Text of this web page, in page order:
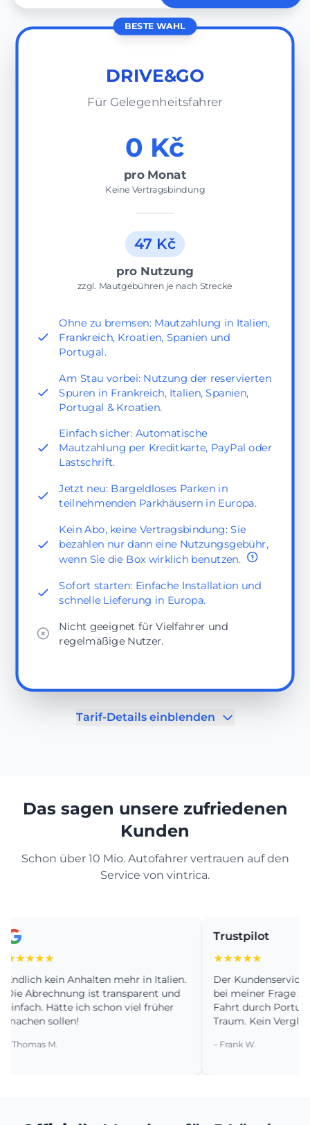
BESTE WAHL
DRIVE&GO
Für Gelegenheitsfahrer
0 Kč
pro Monat
Keine Vertragsbindung
47 Kč
pro Nutzung
zzgl. Mautgebühren je nach Strecke
Ohne zu bremsen: Mautzahlung in Italien,
Frankreich, Kroatien, Spanien und
Portugal.
Am Stau vorbei: Nutzung der reservierten
Spuren in Frankreich, Italien, Spanien,
Portugal & Kroatien.
Einfach sicher: Automatische
Mautzahlung per Kreditkarte, PayPal oder
Lastschrift.
Jetzt neu: Bargeldloses Parken in
teilnehmenden Parkhäusern in Europa.
Kein Abo, keine Vertragsbindung: Sie
bezahlen nur dann eine Nutzungsgebühr,
wenn Sie die Box wirklich benutzen.
Sofort starten: Einfache Installation und
schnelle Lieferung in Europa.
Nicht geeignet für Vielfahrer und
regelmäßige Nutzer.
Tarif-Details einblenden
Das sagen unsere zufriedenen
Kunden
Schon über 10 Mio. Autofahrer vertrauen auf den
Service von vintrica.
kein Anhalten mehr in Italien.
ist transparent und
Hätte ich schon viel früher
sollen!
M.
Trustpilot
★★★★★
Der Kundenservice war
bei meiner Frage zur
Fahrt durch Portugal
Traum. Kein Vergleich zu
– Frank W.